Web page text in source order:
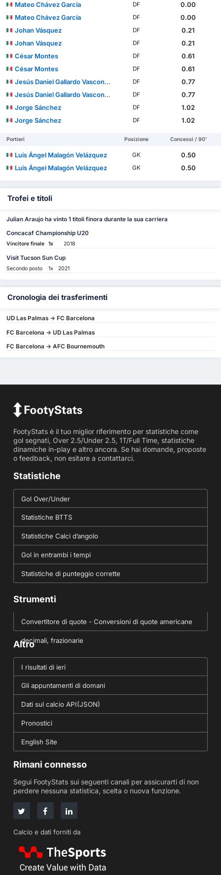
Mateo Chávez García
DF
0.00
Mateo Chávez García
DF
0.00
Johan Vásquez
DF
0.21
Johan Vásquez
DF
0.21
César Montes
DF
0.61
César Montes
DF
0.61
Jesús Daniel Gallardo Vasconcelos
DF
0.77
Jesús Daniel Gallardo Vasconcelos
DF
0.77
Jorge Sánchez
DF
1.02
Jorge Sánchez
DF 1.02
Portieri Posizione Concessi / 90'
Luis Ángel Malagón Velázquez GK
0.50
Luis Ángel Malagón Velázquez
GK 0.50
Trofei e titoli
Julian Araujo ha vinto 1 titoli finora durante la sua carriera
Concacaf Championship U20
Vincitore finale 1x 2018
Visit Tucson Sun Cup
Secondo posto 1x 2021
Cronologia dei trasferimenti
UD Las Palmas -> FC Barcelona
FC Barcelona -> UD Las Palmas
FC Barcelona -> AFC Bournemouth
FootyStats è il tuo miglior riferimento per statistiche come
gol segnati, Over 2.5/Under 2.5, 1T/Full Time, statistiche
dinamiche in-play e altro ancora. Se hai domande, proposte
o feedback, non esitare a contattarci.
Statistiche
Gol Over/Under
Statistiche BTTS
Statistiche Calci d’angolo
Gol in entrambi i tempi
Statistiche di punteggio corrette
Strumenti
Convertitore di quote - Conversioni di quote americane
decimali, frazionarie
Altro
I risultati di ieri
Gli appuntamenti di domani
Dati sul calcio API(JSON)
Pronostici
English Site
Rimani connesso
Segui FootyStats sui seguenti canali per assicurarti di non
perdere nessuna statistica, scelta o nuova funzione.
Calcio e dati forniti da